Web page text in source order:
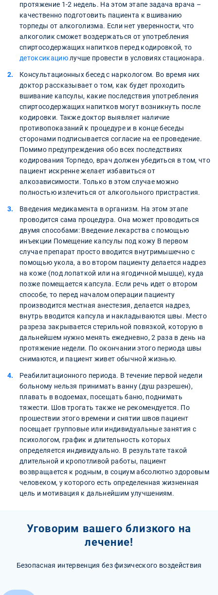
протяжение 1-2 недель. На этом этапе задача врача –
качественно подготовить пациента к вшиванию
торпеды от алкоголизма. Если нет уверенности, что
алкоголик сможет воздержаться от употребления
спиртосодержащих напитков перед кодировкой, то
детоксикациюлучше провести в условиях стационара.
Консультационных бесед с наркологом. Во время них
доктор рассказывает о том, как будет проходить
вшивание капсулы, какие последствия употребления
спиртосодержащих напитков могут возникнуть после
кодировки. Также доктор выявляет наличие
противопоказаний к процедуре и в конце беседы
сторонами подписывается согласие на ее проведение.
Помимо предупреждения обо всех последствиях
кодирования Торпедо, врач должен убедиться в том, что
пациент искренне желает избавиться от
алкозависимости. Только в этом случае можно
полностью излечиться от алкогольного пристрастия.
Введения медикамента в организм. На этом этапе
проводится сама процедура. Она может проводиться
двумя способами: Введение лекарства с помощью
инъекции Помещение капсулы под кожу В первом
случае препарат просто вводится внутримышечно с
помощью укола, а во втором пациенту делается надрез
на коже (под лопаткой или на ягодичной мышце), куда
позже помещается капсула. Если речь идет о втором
способе, то перед началом операции пациенту
производится местная анестезия, делается надрез,
внутрь вводится капсула и накладываются швы. Место
разреза закрывается стерильной повязкой, которую в
дальнейшем нужно менять ежедневно, 2 раза в день на
протяжение недели. По окончании этого периода швы
снимаются, и пациент живет обычной жизнью.
Реабилитационного периода. В течение первой недели
больному нельзя принимать ванну (душ разрешен),
плавать в водоемах, посещать баню, поднимать
тяжести. Шов трогать также не рекомендуется. По
прошествии этого времени и снятии швов пациент
посещает групповые или индивидуальные занятия с
психологом, график и длительность которых
определяется индивидуально. В результате такой
длительной и кропотливой работы, пациент
возвращается к родным, в социум абсолютно здоровым
человеком, у которого есть определенная жизненная
цель и мотивация к дальнейшим улучшениям.
Уговорим вашего близкого на
лечение!
Безопасная интервенция без физического воздействия